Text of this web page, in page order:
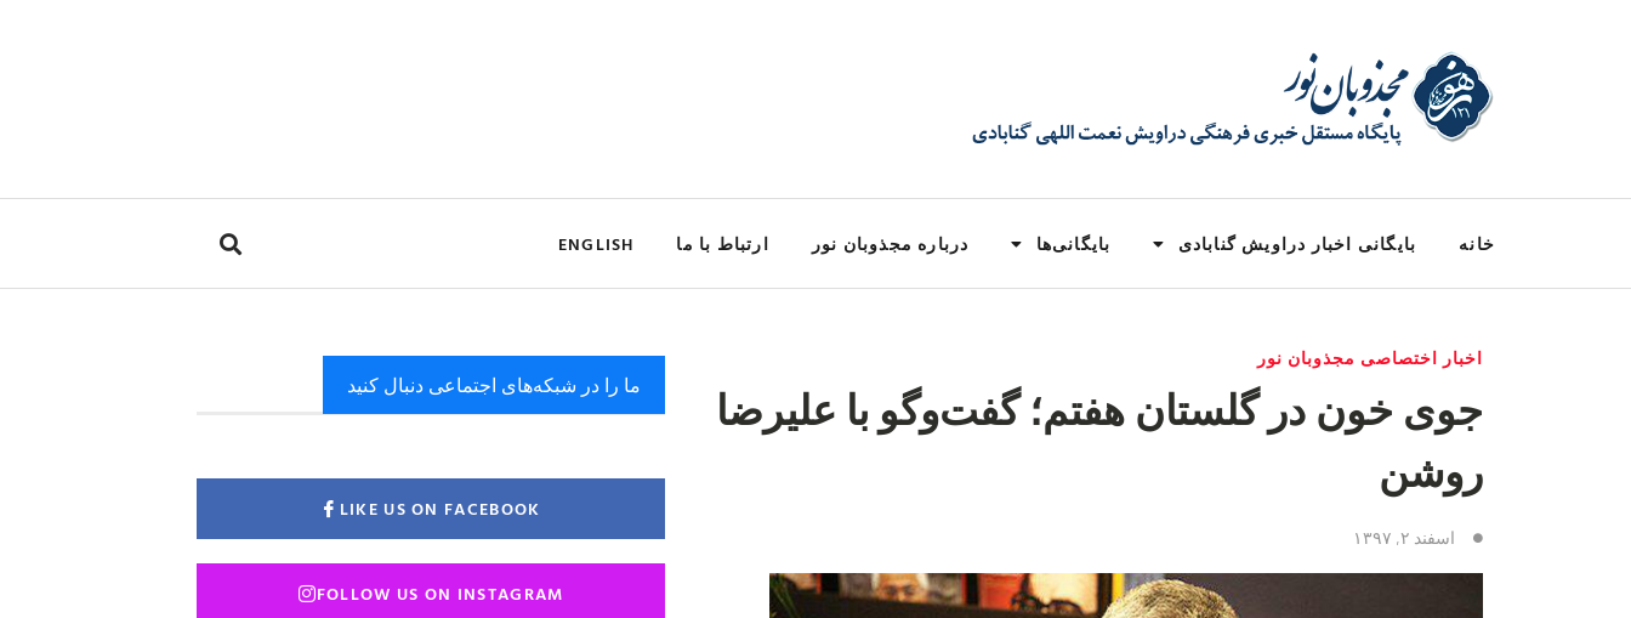
خانه بایگانی اخبار دراویش گنابادی بایگانی‌ها درباره مجذوبان نور ارتباط با ما ENGLISH
اخبار اختصاصی مجذوبان نور
جوی خون در گلستان هفتم؛ گفت‌وگو با علیرضا
روشن
اسفند ۲, ۱۳۹۷
ما را در شبکه‌های اجتماعی دنبال کنید
LIKE US ON FACEBOOK
FOLLOW US ON INSTAGRAM